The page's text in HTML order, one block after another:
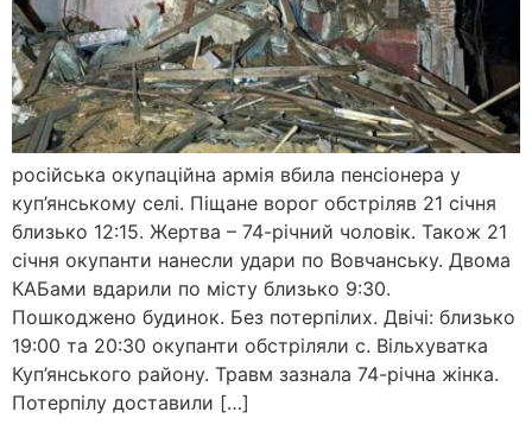
російська окупаційна армія вбила пенсіонера у
куп’янському селі. Піщане ворог обстріляв 21 січня
близько 12:15. Жертва – 74-річний чоловік. Також 21
січня окупанти нанесли удари по Вовчанську. Двома
КАБами вдарили по місту близько 9:30.
Пошкоджено будинок. Без потерпілих. Двічі: близько
19:00 та 20:30 окупанти обстріляли с. Вільхуватка
Куп’янського району. Травм зазнала 74-річна жінка.
Потерпілу доставили […]